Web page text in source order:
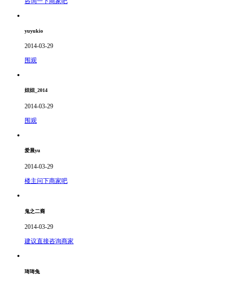
yuyukio
2014-03-29
围观
妞妞_2014
2014-03-29
围观
爱晨yu
2014-03-29
楼主问下商家吧
鬼之二裔
2014-03-29
建议直接咨询商家
琦琦兔